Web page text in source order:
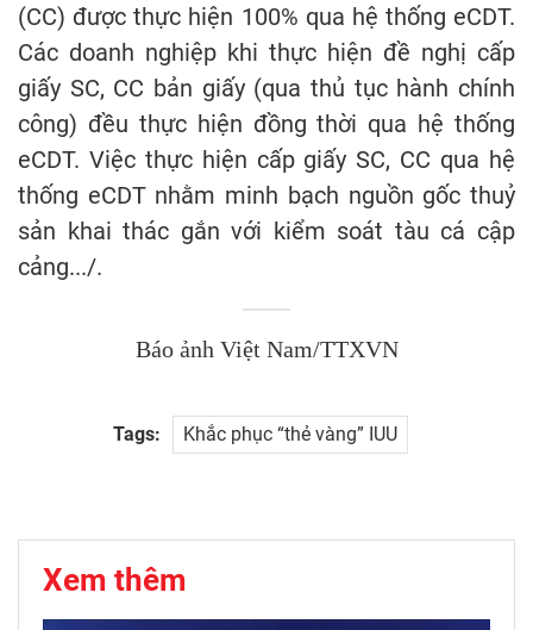
(CC) được thực hiện 100% qua hệ thống eCDT.
Các doanh nghiệp khi thực hiện đề nghị cấp
giấy SC, CC bản giấy (qua thủ tục hành chính
công) đều thực hiện đồng thời qua hệ thống
eCDT. Việc thực hiện cấp giấy SC, CC qua hệ
thống eCDT nhằm minh bạch nguồn gốc thuỷ
sản khai thác gắn với kiểm soát tàu cá cập
cảng.../.
Báo ảnh Việt Nam/TTXVN
Tags: Khắc phục “thẻ vàng” IUU
Xem thêm